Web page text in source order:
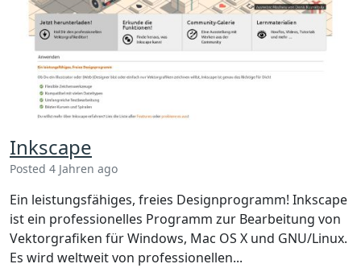
Inkscape
Posted 4 Jahren ago
Ein leistungsfähiges, freies Designprogramm! Inkscape
ist ein professionelles Programm zur Bearbeitung von
Vektorgrafiken für Windows, Mac OS X und GNU/Linux.
Es wird weltweit von professionellen...